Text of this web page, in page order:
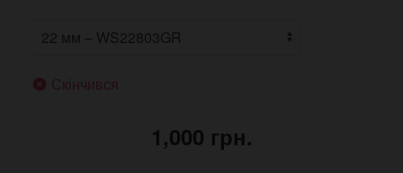
Скінчився
1,000 грн.